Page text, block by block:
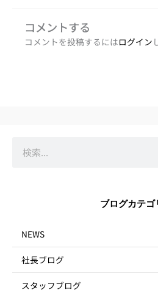
コメントする
コメントを投稿するにはログイン
ブログカテゴ
NEWS
社長ブログ
スタッフブログ